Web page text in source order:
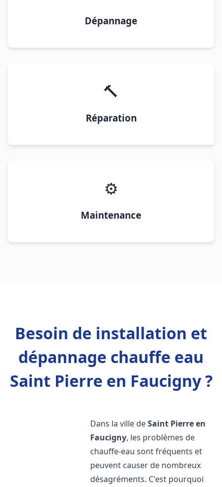
Dépannage
🔨
Réparation
⚙️
Maintenance
Besoin de installation et
dépannage chauffe eau
Saint Pierre en Faucigny ?
Dans la ville deSaint Pierre en
Faucigny, les problèmes de
chauffe-eau sont fréquents et
peuvent causer de nombreux
désagréments. C'est pourquoi